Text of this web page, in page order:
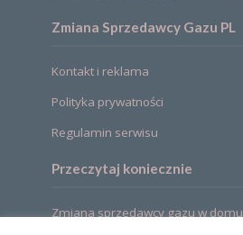
Zmiana Sprzedawcy Gazu PL
Kontakt i reklama
Polityka prywatności
Regulamin serwisu
Przeczytaj koniecznie
Zmiana sprzedawcy gazu w domu